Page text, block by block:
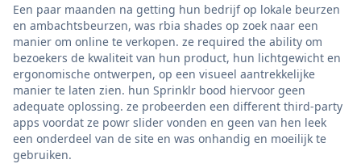
Een paar maanden na getting hun bedrijf op lokale beurzen
en ambachtsbeurzen, was rbia shades op zoek naar een
manier om online te verkopen. ze required the ability om
bezoekers de kwaliteit van hun product, hun lichtgewicht en
ergonomische ontwerpen, op een visueel aantrekkelijke
manier te laten zien. hun Sprinklr bood hiervoor geen
adequate oplossing. ze probeerden een different third-party
apps voordat ze powr slider vonden en geen van hen leek
een onderdeel van de site en was onhandig en moeilijk te
gebruiken.